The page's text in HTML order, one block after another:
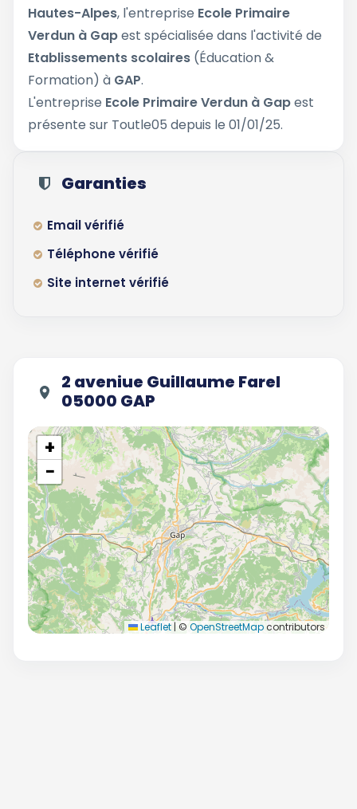
Hautes-Alpes, l'entreprise Ecole Primaire
Verdun à Gapest spécialisée dans l'activité de
Etablissements scolaires (Éducation &
Formation) à GAP.
L'entreprise Ecole Primaire Verdun à Gapest
présente sur Toutle05 depuis le 01/01/25.
Garanties
Email vérifié
Téléphone vérifié
Site internet vérifié
2 aveniue Guillaume Farel
05000 GAP
+
−
Leaflet | © OpenStreetMapcontributors